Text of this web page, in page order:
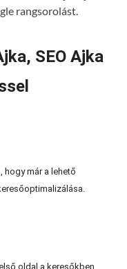
rangsorolást.
SEO Ajka
hogy már a lehető
oldal a keresőkben